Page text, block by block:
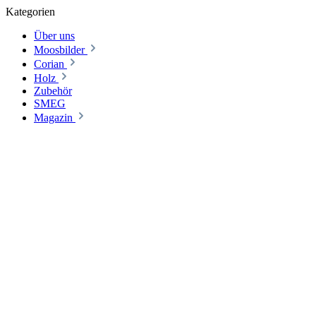
Kategorien
Über uns
Moosbilder
Corian
Holz
Zubehör
SMEG
Magazin